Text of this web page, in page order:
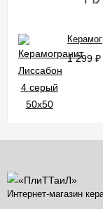
1 299 ₽
Интернет-магазин